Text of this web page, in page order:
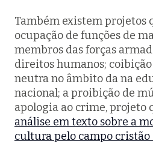
Também existem projetos
ocupação de funções de
membros das forças
direitos humanos;
neutra no âmbito da na
nacional; a proibição de
apologia ao crime, projeto
análise em texto sobre a
cultura pelo campo cristão